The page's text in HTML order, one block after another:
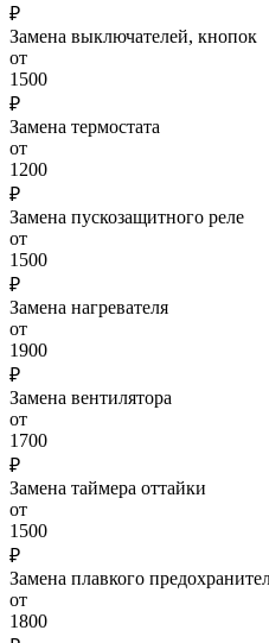
₽
Замена выключателей, кнопок
от
1500
₽
Замена термостата
от
1200
₽
Замена пускозащитного реле
от
1500
₽
Замена нагревателя
от
1900
₽
Замена вентилятора
от
1700
₽
Замена таймера оттайки
от
1500
₽
Замена плавкого
от
1800